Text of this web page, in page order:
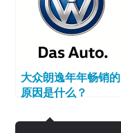
大众朗逸年年畅销的
原因是什么？